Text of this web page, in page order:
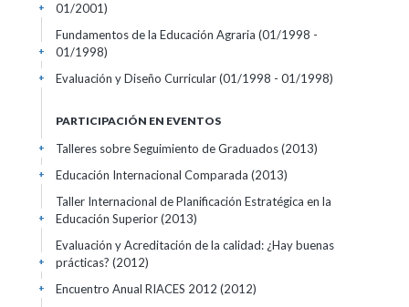
01/2001)
+
Fundamentos de la Educación Agraria (01/1998 -
01/1998)
+
Evaluación y Diseño Curricular(01/1998 - 01/1998)
+
PARTICIPACIÓN EN EVENTOS
Talleres sobre Seguimiento de Graduados(2013)
+
Educación Internacional Comparada (2013)
+
Taller Internacional de Planificación Estratégica en la
Educación Superior(2013)
+
Evaluación y Acreditación de la calidad: ¿Hay buenas
prácticas? (2012)
+
Encuentro Anual RIACES 2012 (2012)
+